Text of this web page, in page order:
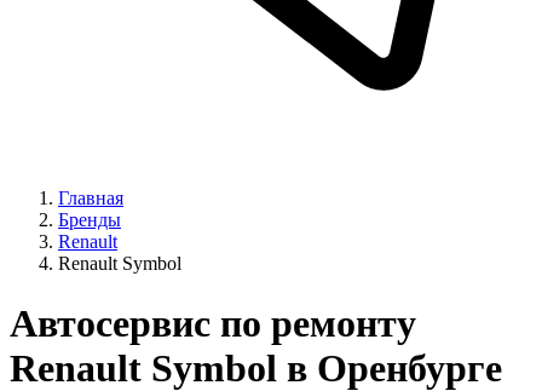
Главная
Бренды
Renault
Renault Symbol
Автосервис по ремонту
Renault Symbol в Оренбурге